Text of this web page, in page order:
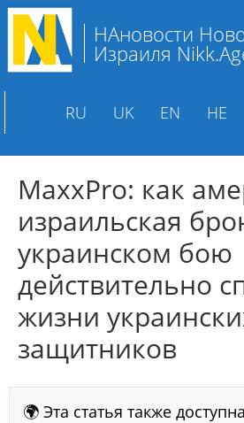
НАновости
Израиля
RU UK EN HE
MaxxPro: как
израильская
украинском бою
действительно
жизни
защитников
🌍 Эта статья также